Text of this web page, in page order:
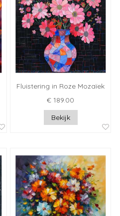
Fluistering in Roze Mozaïek
€ 189.00
Bekijk